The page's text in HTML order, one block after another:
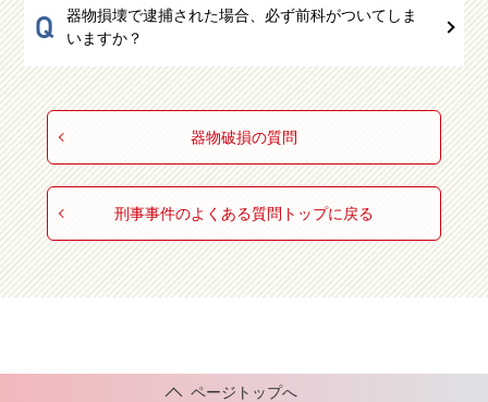
Q
器物損壊で逮捕された場合、必ず前科がついてしま
いますか？
器物破損の質問
刑事事件のよくある質問トップに戻る
ページトップへ